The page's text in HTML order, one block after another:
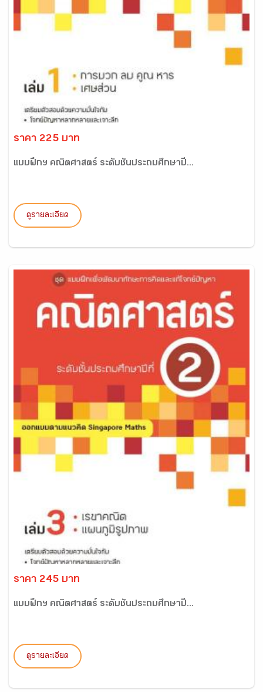
ราคา 225 บาท
แบบฝึกฯ คณิตศาสตร์ ระดับชั้นประถมศึกษาปี...
ดูรายละเอียด
ราคา 245 บาท
แบบฝึกฯ คณิตศาสตร์ ระดับชั้นประถมศึกษาปี...
ดูรายละเอียด